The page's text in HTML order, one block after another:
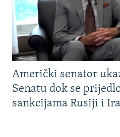
Američki senator
Senatu dok se
sankcijama Rusiji i